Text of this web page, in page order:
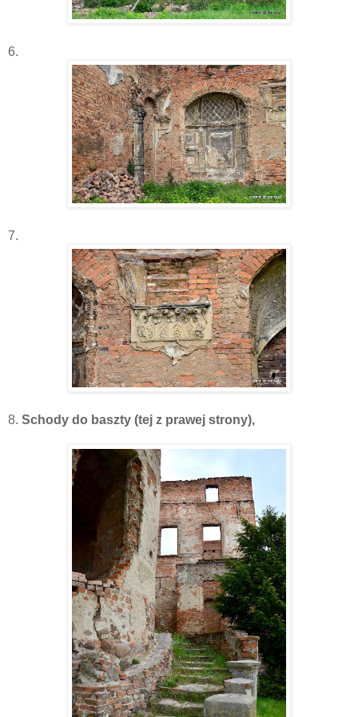
6.
7.
8. Schody do baszty (tej z prawej strony),